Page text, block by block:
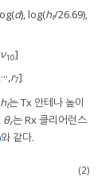
d), log(ht/26.69),
ν10]
,···,r7]
ht는 Tx 안테나 높이
θr는 Rx 클리어런스
와 같다.
(2)